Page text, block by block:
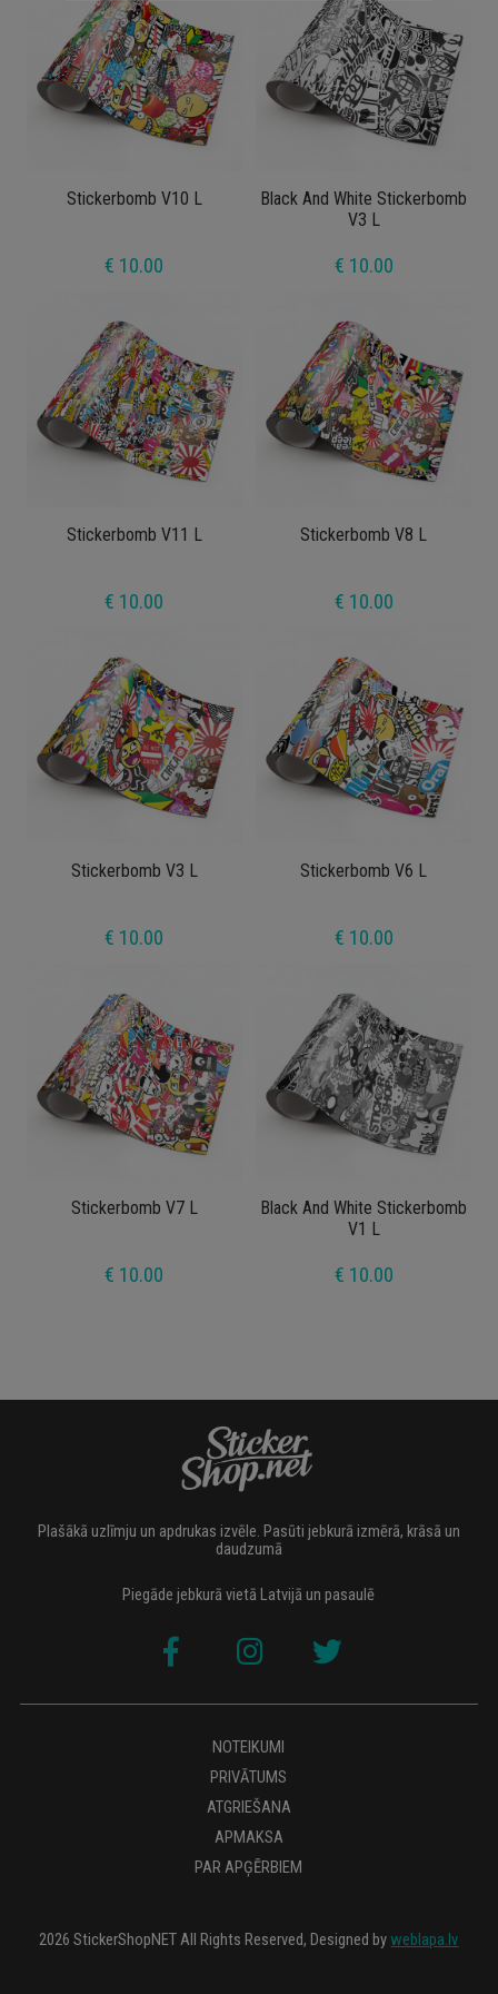
Stickerbomb V10 L
€ 10.00
Black And White Stickerbomb
V3 L
€ 10.00
Stickerbomb V11 L
€ 10.00
Stickerbomb V8 L
€ 10.00
Stickerbomb V3 L
€ 10.00
Stickerbomb V6 L
€ 10.00
Stickerbomb V7 L
€ 10.00
Black And White Stickerbomb
V1 L
€ 10.00
Plašākā uzlīmju un apdrukas izvēle. Pasūti jebkurā izmērā, krāsā un
daudzumā
Piegāde jebkurā vietā Latvijā un pasaulē
NOTEIKUMI
PRIVĀTUMS
ATGRIEŠANA
APMAKSA
PAR APĢĒRBIEM
2026 StickerShopNET All Rights Reserved, Designed by weblapa.lv